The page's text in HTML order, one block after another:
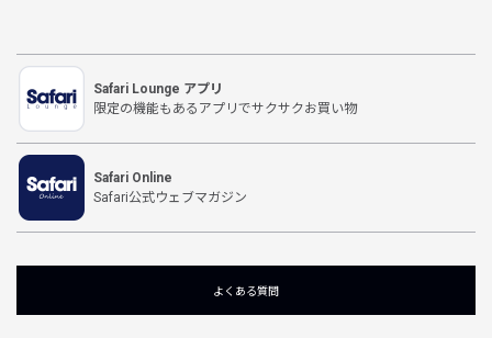
Safari Lounge アプリ
限定の機能もあるアプリでサクサクお買い物
Safari Online
Safari公式ウェブマガジン
よくある質問